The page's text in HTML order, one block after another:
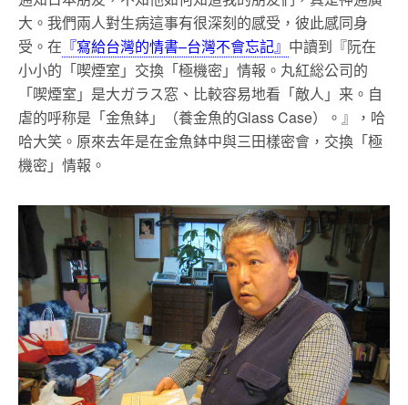
大。我們兩人對生病這事有很深刻的感受，彼此感同身
受。在 『寫給台灣的情書–台灣不會忘記』 中讀到『阮在
小小的「喫煙室」交換「極機密」情報。丸紅総公司的
「喫煙室」是大ガラス窓、比較容易地看「敵人」来。自
虐的呼称是「金魚鉢」（養金魚的Glass Case）。』，哈
哈大笑。原來去年是在金魚鉢中與三田樣密會，交換「極
機密」情報。